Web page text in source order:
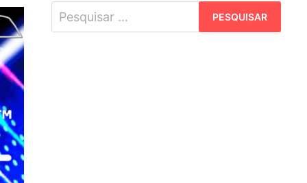
Pesquisar
por: